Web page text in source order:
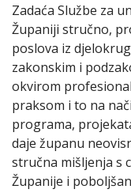
Zadaća Službe za
Županiji stručno,
poslova iz
zakonskim i
okvirom
praksom i to na
programa,
daje županu
stručna mišljenja s
Županije i